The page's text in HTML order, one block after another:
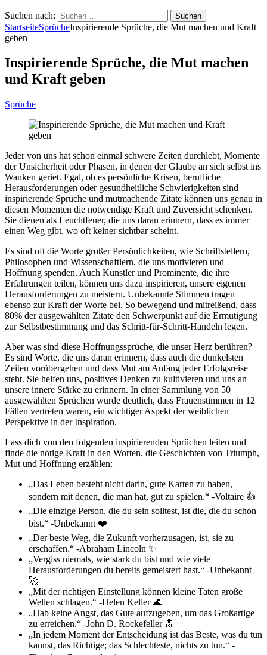
Suchen nach:
StartseiteSprücheInspirierende Sprüche, die Mut machen und Kraft
geben
Inspirierende Sprüche, die Mut machen
und Kraft geben
Sprüche
Jeder von uns hat schon einmal schwere Zeiten durchlebt, Momente
der Unsicherheit oder Phasen, in denen der Glaube an sich selbst ins
Wanken geriet. Egal, ob es persönliche Krisen, berufliche
Herausforderungen oder gesundheitliche Schwierigkeiten sind –
inspirierende Sprüche und mutmachende Zitate können uns genau in
diesen Momenten die notwendige Kraft und Zuversicht schenken.
Sie dienen als Leuchtfeuer, die uns daran erinnern, dass es immer
einen Weg gibt, wo oft keiner sichtbar scheint.
Es sind oft die Worte großer Persönlichkeiten, wie Schriftstellern,
Philosophen und Wissenschaftlern, die uns motivieren und
Hoffnung spenden. Auch Künstler und Prominente, die ihre
Erfahrungen teilen, können uns dazu inspirieren, unsere eigenen
Herausforderungen zu meistern. Unbekannte Stimmen tragen
ebenso zur Kraft der Worte bei. So bewegend und mitreißend, dass
80% der ausgewählten Zitate den Schwerpunkt auf die Ermutigung
zur Selbstbestimmung und das Schritt-für-Schritt-Handeln legen.
Aber was sind diese Hoffnungssprüche, die unser Herz berühren?
Es sind Worte, die uns daran erinnern, dass auch die dunkelsten
Zeiten vorübergehen und dass Mut am Anfang jeder Erfolgsreise
steht. Sie helfen uns, positives Denken zu kultivieren und uns an
unsere innere Stärke zu erinnern. In einer Sammlung von 50
ausgewählten Sprüchen wurde deutlich, dass Frauenstimmen in 12
Fällen vertreten waren, ein wichtiger Aspekt der weiblichen
Perspektive in der Inspiration.
Lass dich von den folgenden inspirierenden Sprüchen leiten und
finde die nötige Kraft in den Worten, die Geschichten von Triumph,
Mut und Hoffnung erzählen:
„Das Leben besteht nicht darin, gute Karten zu haben,
sondern mit denen, die man hat, gut zu spielen.“ -Voltaire 👍
„Die einzige Person, die du sein solltest, ist die, die du schon
bist.“ -Unbekannt ❤️
„Der beste Weg, die Zukunft vorherzusagen, ist, sie zu
erschaffen.“ -Abraham Lincoln ✨
„Vergiss niemals, wie stark du bist und wie viele
Herausforderungen du bereits gemeistert hast.“ -Unbekannt
🚀
„Mit der richtigen Einstellung können kleine Taten große
Wellen schlagen.“ -Helen Keller 🌊
„Hab keine Angst, das Gute aufzugeben, um das Großartige
zu erreichen.“ -John D. Rockefeller 🔝
„In jedem Moment der Entscheidung ist das Beste, was du tun
kannst, das Richtige; das Schlechteste, nichts zu tun.“ -